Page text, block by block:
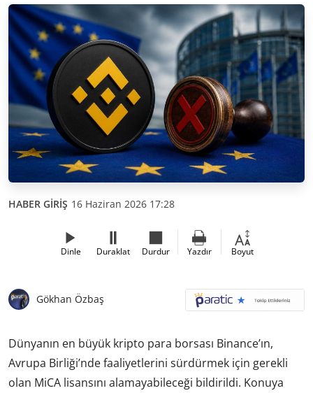
HABER GİRİŞ 16 Haziran 2026 17:28
Dinle Duraklat Durdur Yazdır Boyut
Gökhan Özbaş
Dünyanın en büyük kripto para borsası Binance’ın,
Avrupa Birliği’nde faaliyetlerini sürdürmek için gerekli
olan MiCA lisansını alamayabileceği bildirildi. Konuya